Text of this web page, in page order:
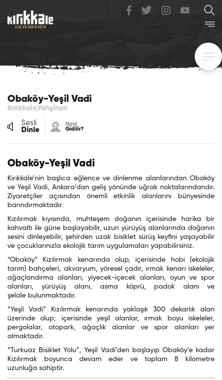
Obaköy-Yeşil Vadi
Kırıkkale,Yahşihan
Sesli
Dinle
Nasıl
Gidilir?
Obaköy-Yeşil Vadi
Kırıkkale’nin başlıca eğlence ve dinlenme alanlarından Obaköy
ve Yeşil Vadi, Ankara’dan geliş yönünde uğrak noktalarındandır.
Ziyaretçiler açısından önemli etkinlik alanlarını bünyesinde
barındırmaktadır.
Kızılırmak kıyısında, muhteşem doğanın içerisinde harika bir
kahvaltı ile güne başlayabilir, uzun yürüyüş alanlarında doğanın
sesini dinleyebilir, şehirden uzak bisiklet sürüş keyfini yaşayabilir
ve çocuklarınızla ekolojik tarım uygulamaları yapabilirsiniz.
“Obaköy” Kızılırmak kenarında olup, içerisinde hobi (ekolojik
tarım) bahçeleri, akvaryum, yöresel çadır, ırmak kenarı iskeleler,
ağaçlandırma alanları, yiyecek-içecek alanları, oyun ve spor
alanları, yürüyüş alanı, asma köprü, padok alanı ve
şelale bulunmaktadır.
“Yeşil Vadi” Kızılırmak kenarında yaklaşık 300 dekarlık alan
üzerinde olup; içerisinde yeşil alanlar, ırmak boyu iskeleler,
pergolalar, otopark, ağaçlık alanlar ve spor alanları yer
almaktadır.
“Turkuaz Bisiklet Yolu”, Yeşil Vadi’den başlayıp Obaköy’e kadar
Kızılırmak boyunca devam eder ve toplam 8 kilometre
uzunluğa sahiptir.